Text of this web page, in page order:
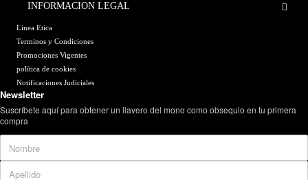
INFORMACION LEGAL
Linea Etica
Terminos y Condiciones
Promociones Vigentes
política de cookies
Notificaciones Judiciales
Newsletter
Suscríbete aquí para obtener un llavero del mono como obsequio en tu primera
compra